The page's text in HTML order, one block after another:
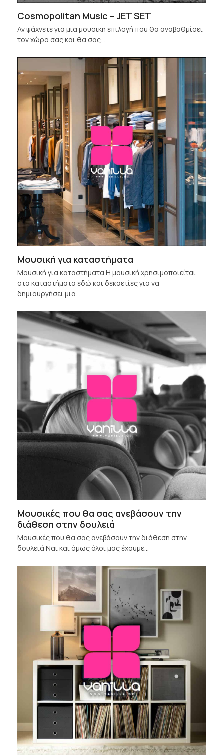
Cosmopolitan Music – JET SET
Αν ψάχνετε για μια μουσική επιλογή που θα αναβαθμίσει
τον χώρο σας και θα σας…
Μουσική για καταστήματα
Μουσική για καταστήματα Η μουσική χρησιμοποιείται
στα καταστήματα εδώ και δεκαετίες για να
δημιουργήσει μια…
Mουσικές που θα σας ανεβάσουν την
διάθεση στην δουλειά
Mουσικές που θα σας ανεβάσουν την διάθεση στην
δουλειά Ναι και όμως όλοι μας έχουμε…